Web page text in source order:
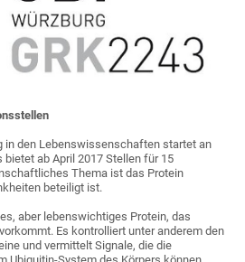
in den Lebenswissenschaften startet an
bietet ab April 2017 Stellen für 15
Thema ist das Protein
beteiligt ist.
aber lebenswichtiges Protein, das
Es kontrolliert unter anderem den
und vermittelt Signale, die die